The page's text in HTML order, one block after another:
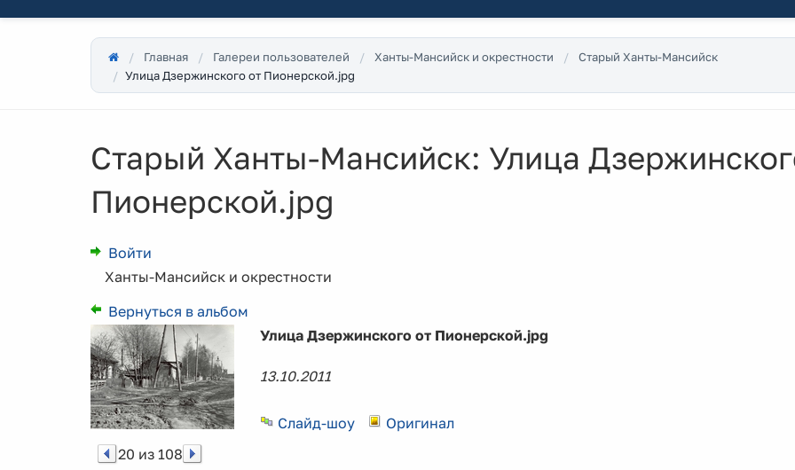
Главная Галереи пользователей Ханты-Мансийск и окрестности
Старый Ханты-Мансийск
Улица Дзержинского от Пионерской.jpg
Старый Ханты-Мансийск: Улица
Пионерской.jpg
Войти
Ханты-Мансийск и окрестности
Вернуться в альбом
20 из 108
Улица Дзержинского от Пионерской.jpg
13.10.2011
Слайд-шоу Оригинал